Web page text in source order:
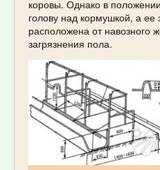
коровы. Однако в
голову над кормушкой, а ее
расположена от навозного
загрязнения пола.